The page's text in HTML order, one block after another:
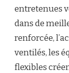
entretenues
dans de
renforcée,
ventilés, les
flexibles